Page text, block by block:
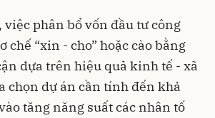
việc phân bổ vốn đầu tư công
chế “xin - cho” hoặc cào bằng
dựa trên hiệu quả kinh tế - xã
chọn dự án cần tính đến khả
tăng năng suất các nhân tố